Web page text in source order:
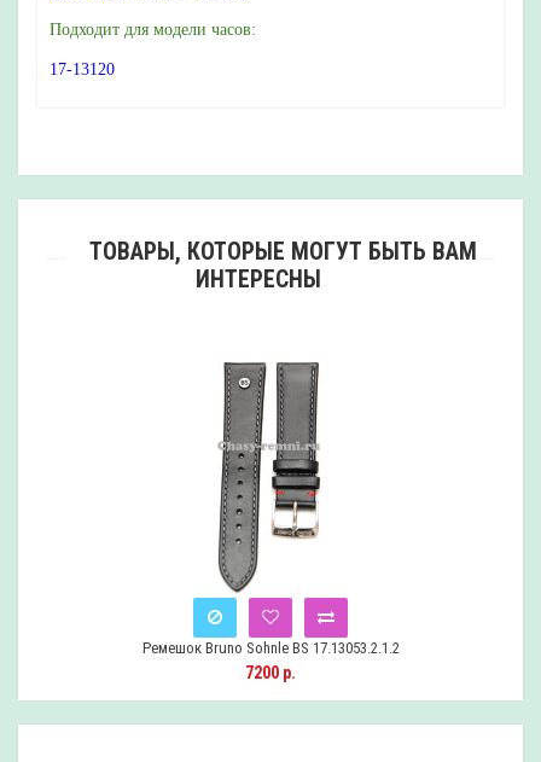
Подходит для модели часов:
17-13120
ТОВАРЫ, КОТОРЫЕ МОГУТ БЫТЬ ВАМ
ИНТЕРЕСНЫ
Снят
с
Ремешок Bruno Sohnle BS 17.13053.2.1.2
7200 р.